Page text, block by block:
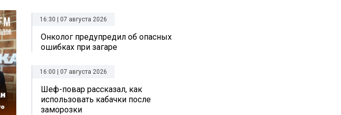
16:30 | 07 августа 2026
Онколог предупредил об опасных
ошибках при загаре
16:00 | 07 августа 2026
Шеф-повар рассказал, как
использовать кабачки после
заморозки